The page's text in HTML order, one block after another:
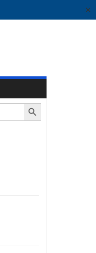
✕
Search Button